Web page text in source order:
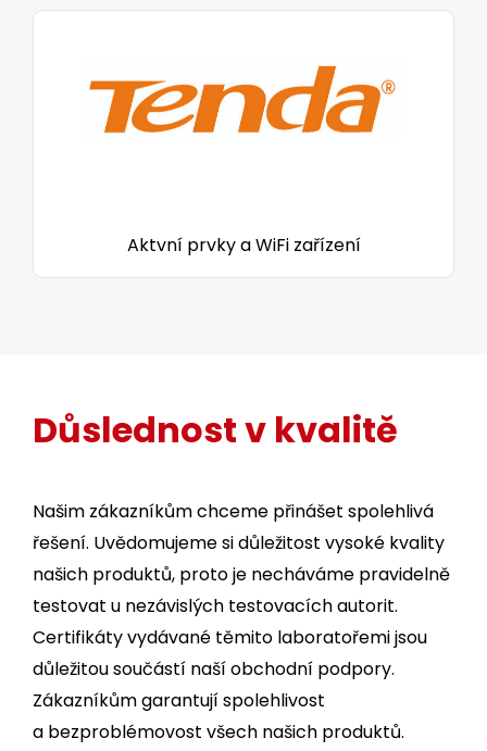
Aktvní prvky a WiFi zařízení
Důslednost v kvalitě
Našim zákazníkům chceme přinášet spolehlivá
řešení. Uvědomujeme si důležitost vysoké kvality
našich produktů, proto je necháváme pravidelně
testovat u nezávislých testovacích autorit.
Certifikáty vydávané těmito laboratořemi jsou
důležitou součástí naší obchodní podpory.
Zákazníkům garantují spolehlivost
a bezproblémovost všech našich produktů.